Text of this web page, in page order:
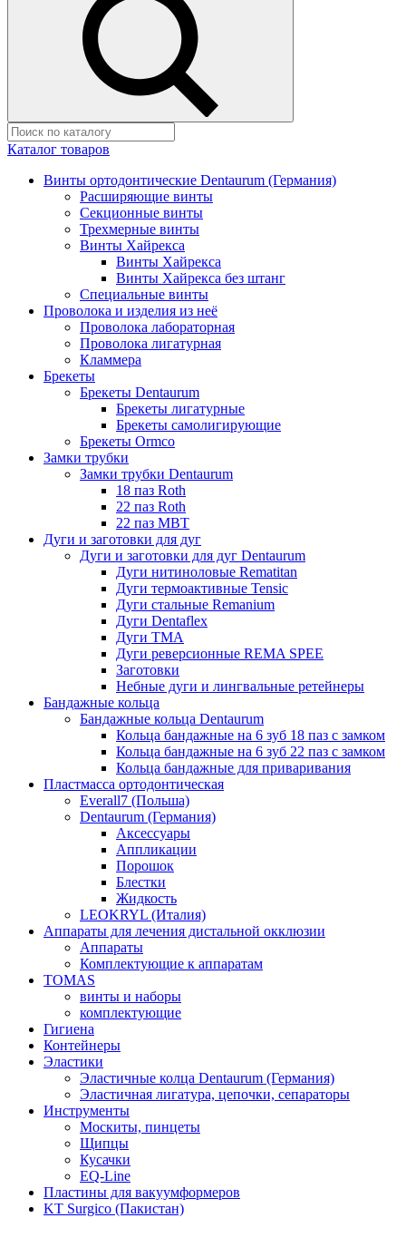
Каталог товаров
Винты ортодонтические Dentaurum (Германия)
Расширяющие винты
Секционные винты
Трехмерные винты
Винты Хайрекса
Винты Хайрекса
Винты Хайрекса без штанг
Специальные винты
Проволока и изделия из неё
Проволока лабораторная
Проволока лигатурная
Кламмера
Брекеты
Брекеты Dentaurum
Брекеты лигатурные
Брекеты самолигирующие
Брекеты Ormco
Замки трубки
Замки трубки Dentaurum
18 паз Roth
22 паз Roth
22 паз МВТ
Дуги и заготовки для дуг
Дуги и заготовки для дуг Dentaurum
Дуги нитиноловые Rematitan
Дуги термоактивные Tensic
Дуги стальные Remanium
Дуги Dentaflex
Дуги ТМА
Дуги реверсионные REMA SPEE
Заготовки
Небные дуги и лингвальные ретейнеры
Бандажные кольца
Бандажные кольца Dentaurum
Кольца бандажные на 6 зуб 18 паз с замком
Кольца бандажные на 6 зуб 22 паз с замком
Кольца бандажные для приваривания
Пластмасса ортодонтическая
Everall7 (Польша)
Dentaurum (Германия)
Аксессуары
Аппликации
Порошок
Блестки
Жидкость
LEOKRYL (Италия)
Аппараты для лечения дистальной окклюзии
Аппараты
Комплектующие к аппаратам
TOMAS
винты и наборы
комплектующие
Гигиена
Контейнеры
Эластики
Эластичные колца Dentaurum (Германия)
Эластичная лигатура, цепочки, сепараторы
Инструменты
Москиты, пинцеты
Щипцы
Кусачки
EQ-Line
Пластины для вакуумформеров
KT Surgico (Пакистан)